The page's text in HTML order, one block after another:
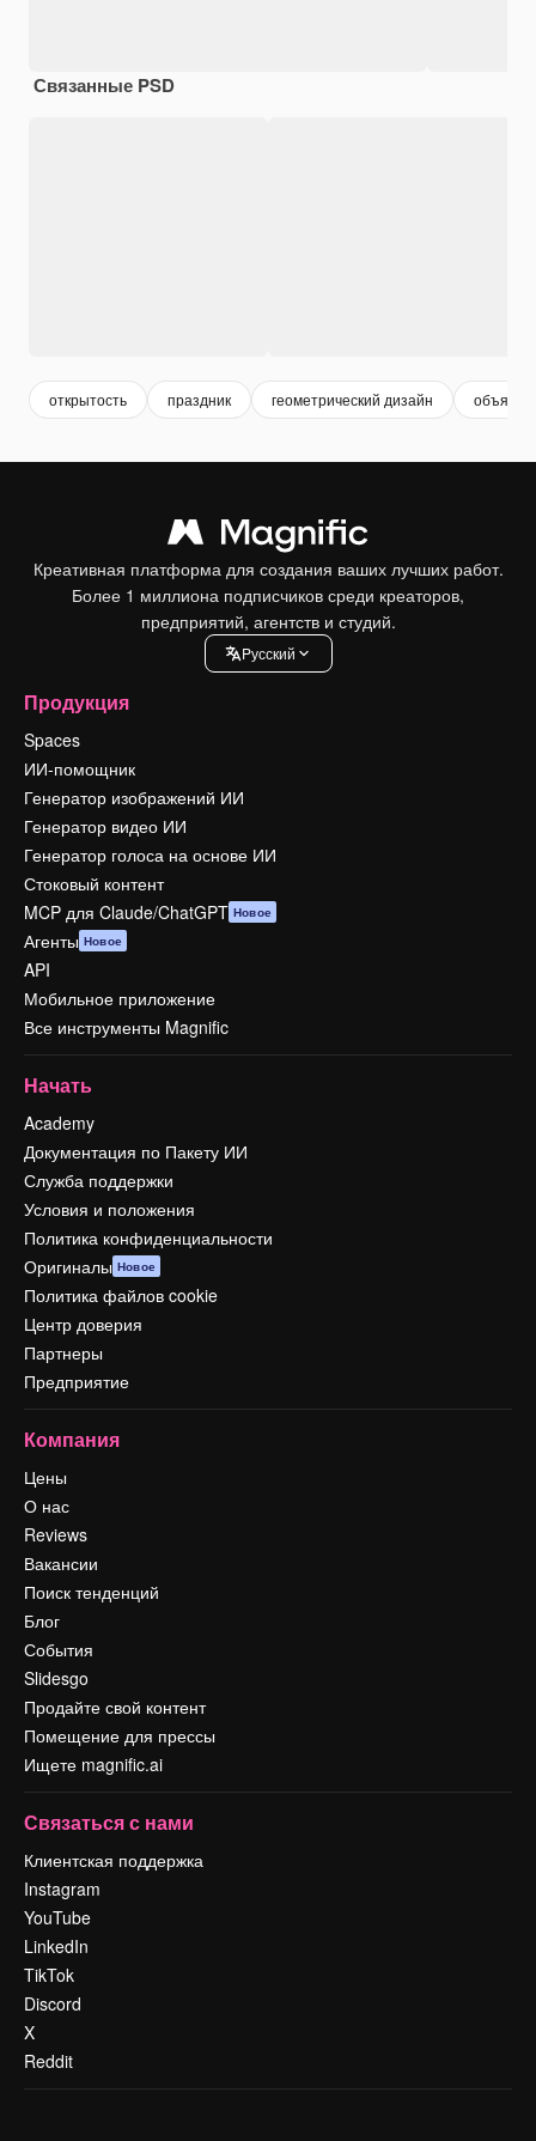
Связанные PSD
открытость праздник геометрический дизайн
Креативная платформа для создания ваших лучших работ.
Более 1 миллиона подписчиков среди креаторов,
предприятий, агентств и студий.
Pусский
Продукция
Spaces
ИИ-помощник
Генератор изображений ИИ
Генератор видео ИИ
Генератор голоса на основе ИИ
Стоковый контент
MCP для Claude/ChatGPT Новое
Агенты Новое
API
Мобильное приложение
Все инструменты Magnific
Начать
Academy
Документация по Пакету ИИ
Служба поддержки
Условия и положения
Политика конфиденциальности
Оригиналы Новое
Политика файлов cookie
Центр доверия
Партнеры
Предприятие
Компания
Цены
О нас
Reviews
Вакансии
Поиск тенденций
Блог
События
Slidesgo
Продайте свой контент
Помещение для прессы
Ищете magnific.ai
Связаться с нами
Клиентская поддержка
Instagram
YouTube
LinkedIn
TikTok
Discord
X
Reddit